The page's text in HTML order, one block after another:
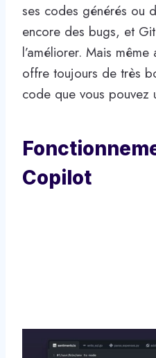
ses codes générés ou
encore des bugs, et
l’améliorer. Mais
offre toujours de très
code que vous pouvez
Copilot